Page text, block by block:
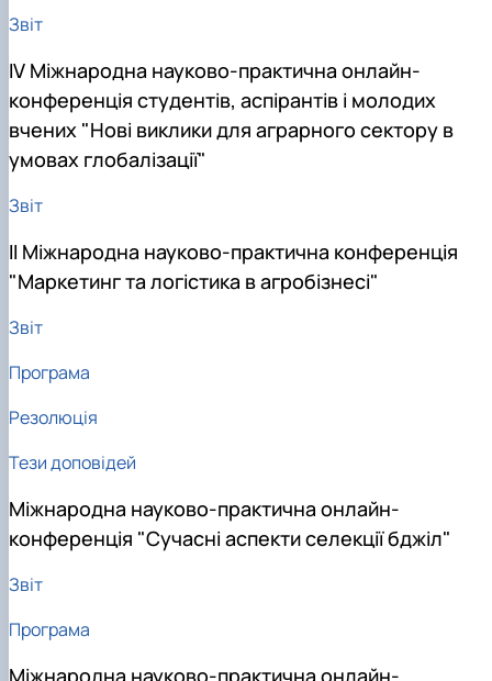
Звіт
IV Міжнародна науково-практична онлайн-
конференція студентів, аспірантів і молодих
вчених "Нові виклики для аграрного сектору в
умовах глобалізації"
Звіт
ІІ Міжнародна науково-практична конференція
"Маркетинг та логістика в агробізнесі"
Звіт
Програма
Резолюція
Тези доповідей
Міжнародна науково-практична онлайн-
конференція "Сучасні аспекти селекції бджіл"
Звіт
Програма
Міжнародна науково-практична онлайн-